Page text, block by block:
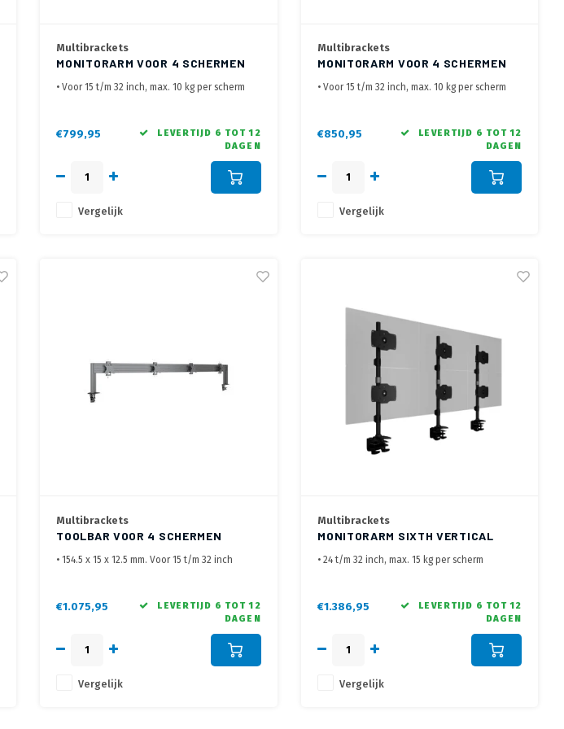
Multibrackets
MONITORARM VOOR 4 SCHERMEN
ZWART
• Voor 15 t/m 32 inch, max. 10 kg per scherm
€799,95
LEVERTIJD 6 TOT 12
DAGEN
Vergelijk
Multibrackets
MONITORARM VOOR 4 SCHERMEN
WIT
• Voor 15 t/m 32 inch, max. 10 kg per scherm
€850,95
LEVERTIJD 6 TOT 12
DAGEN
Vergelijk
Multibrackets
TOOLBAR VOOR 4 SCHERMEN
• 154.5 x 15 x 12.5 mm. Voor 15 t/m 32 inch
• Eenvoudig en netjes af te stellen na
€1.075,95
LEVERTIJD 6 TOT 12
DAGEN
Vergelijk
Multibrackets
MONITORARM SIXTH VERTICAL
24''-32''
• 24 t/m 32 inch, max. 15 kg per scherm
€1.386,95
LEVERTIJD 6 TOT 12
DAGEN
Vergelijk